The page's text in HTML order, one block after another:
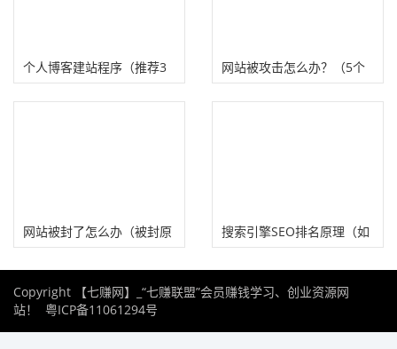
个人博客建站程序（推荐3
款适合个人的博客系统）
网站被攻击怎么办？（5个
不影响网站排名的解决方
网站被封了怎么办（被封原
搜索引擎SEO排名原理（如
Copyright 【七赚网】_“七赚联盟”会员赚钱学习、创业资源网
站！ 粤ICP备11061294号